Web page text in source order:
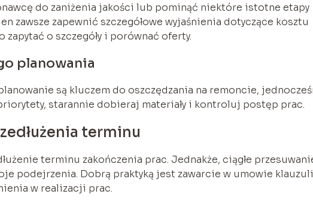
do zaniżenia jakości lub pominąć niektóre istotne etapy
zawsze zapewnić szczegółowe wyjaśnienia dotyczące kosztu
zapytać o szczegóły i porównać oferty.
planowania
są kluczem do oszczędzania na remoncie,
starannie dobieraj materiały i kontroluj postęp prac.
terminu
terminu zakończenia prac. Jednakże, ciągłe
podejrzenia. Dobrą praktyką jest zawarcie w umowie klauzuli
w realizacji prac.